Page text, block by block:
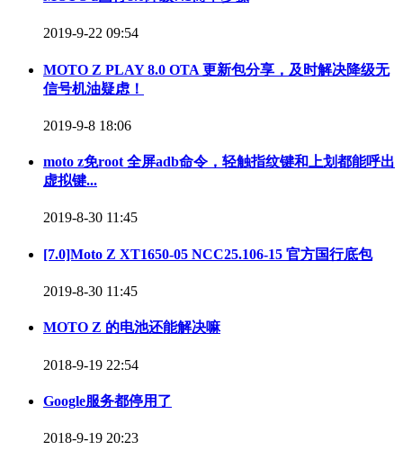
2019-9-22 09:54
MOTO Z PLAY 8.0 OTA 更新包分享，及时解决降级无
信号机油疑虑！
2019-9-8 18:06
moto z免root 全屏adb命令，轻触指纹键和上划都能呼出
虚拟键...
2019-8-30 11:45
[7.0]Moto Z XT1650-05 NCC25.106-15 官方国行底包
2019-8-30 11:45
MOTO Z 的电池还能解决嘛
2018-9-19 22:54
Google服务都停用了
2018-9-19 20:23